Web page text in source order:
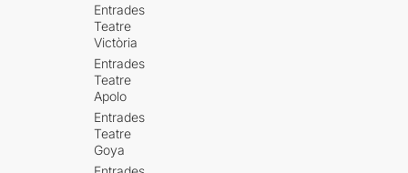
Entrades
Teatre
Victòria
Entrades
Teatre
Apolo
Entrades
Teatre
Goya